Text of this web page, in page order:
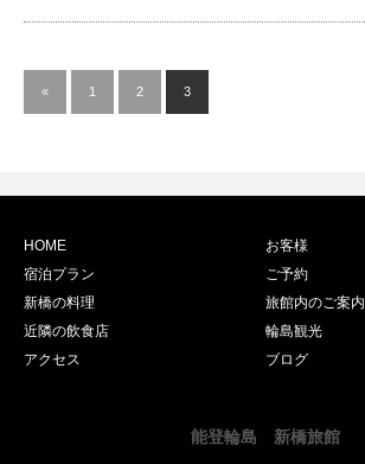
« 1 2 3
HOME
お客様
宿泊プラン
ご予約
新橋の料理
旅館内のご案内
近隣の飲食店
輪島観光
アクセス
ブログ
能登輪島 新橋旅館